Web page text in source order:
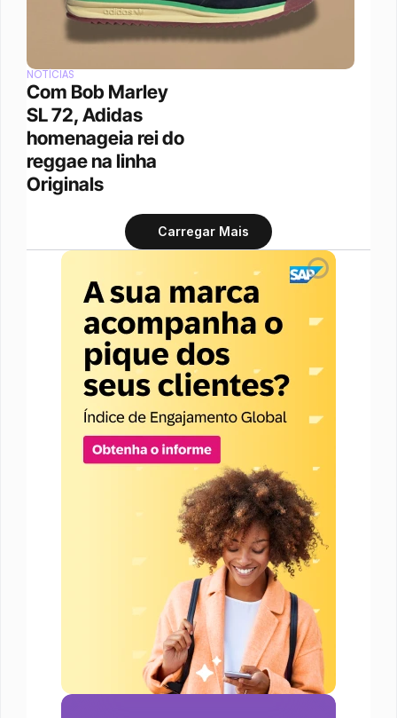
NOTÍCIAS
Com Bob Marley
SL 72, Adidas
homenageia rei do
reggae na linha
Originals
Carregar Mais